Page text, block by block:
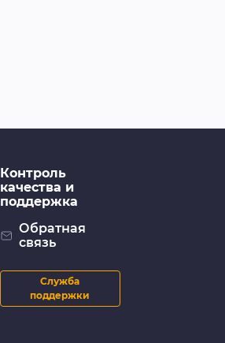
Контроль
качества и
поддержка
Обратная
связь
Служба
поддержки